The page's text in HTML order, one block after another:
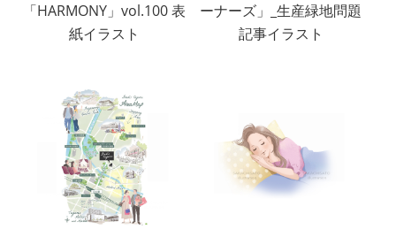
「HARMONY」vol.100 表
紙イラスト
ーナーズ」_生産緑地問題
記事イラスト